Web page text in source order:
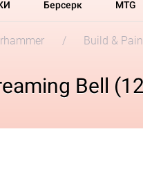
Берсерк MTG
Build &
Bell